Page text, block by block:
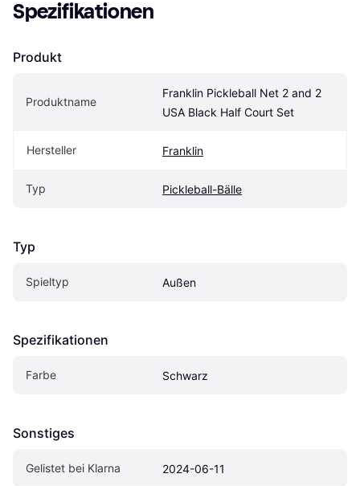
Spezifikationen
Produkt
Produktname
Franklin Pickleball Net 2 and 2
USA Black Half Court Set
Hersteller Franklin
Typ Pickleball-Bälle
Typ
Spieltyp Außen
Spezifikationen
Farbe Schwarz
Sonstiges
Gelistet bei Klarna 2024-06-11